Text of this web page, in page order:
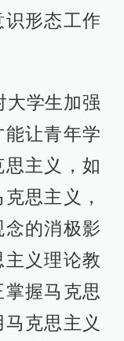
形态工作
学生加强
让青年学
主义，如
思主义，
的消极影
义理论教
握马克思
克思主义